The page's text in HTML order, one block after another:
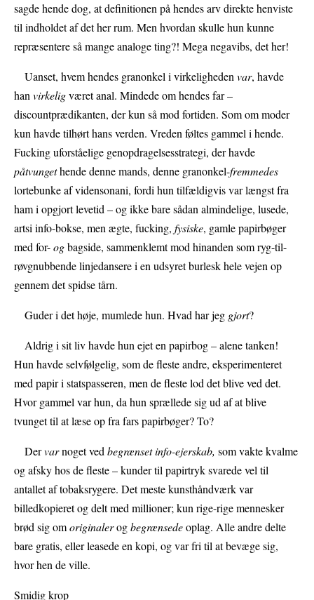
sagde hende dog, at definitionen på hendes arv direkte henviste
til indholdet af det her rum. Men hvordan skulle hun kunne
repræsentere så mange analoge ting?! Mega negavibs, det her!
Uanset, hvem hendes granonkel i virkelighedenvar, havde
hanvirkeligværet anal. Mindede om hendes far –
discountprædikanten, der kun så mod fortiden. Som om moder
kun havde tilhørt hans verden. Vreden føltes gammel i hende.
Fucking uforståelige genopdragelsesstrategi, der havde
påtvungethende denne mands, denne granonkel-fremmedes
lortebunke af vidensonani, fordi hun tilfældigvis var længst fra
ham i opgjort levetid – og ikke bare sådan almindelige, lusede,
artsi info-bokse, men ægte, fucking, fysiske, gamle papirbøger
med for-ogbagside, sammenklemt mod hinanden som ryg-til-
røvgnubbende linjedansere i en udsyret burlesk hele vejen op
gennem det spidse tårn.
Guder i det høje, mumlede hun. Hvad har jeg gjort?
Aldrig i sit liv havde hun ejet en papirbog – alene tanken!
Hun havde selvfølgelig, som de fleste andre, eksperimenteret
med papir i statspasseren, men de fleste lod det blive ved det.
Hvor gammel var hun, da hun sprællede sig ud af at blive
tvunget til at læse op fra fars papirbøger? To?
Dervarnoget vedbegrænset info-ejerskab, som vakte kvalme
og afsky hos de fleste – kunder til papirtryk svarede vel til
antallet af tobaksrygere. Det meste kunsthåndværk var
billedkopieret og delt med millioner; kun rige-rige mennesker
brød sig omoriginalerogbegrænsedeoplag. Alle andre delte
bare gratis, eller leasede en kopi, og var fri til at bevæge sig,
hvor hen de ville.
Smidig krop